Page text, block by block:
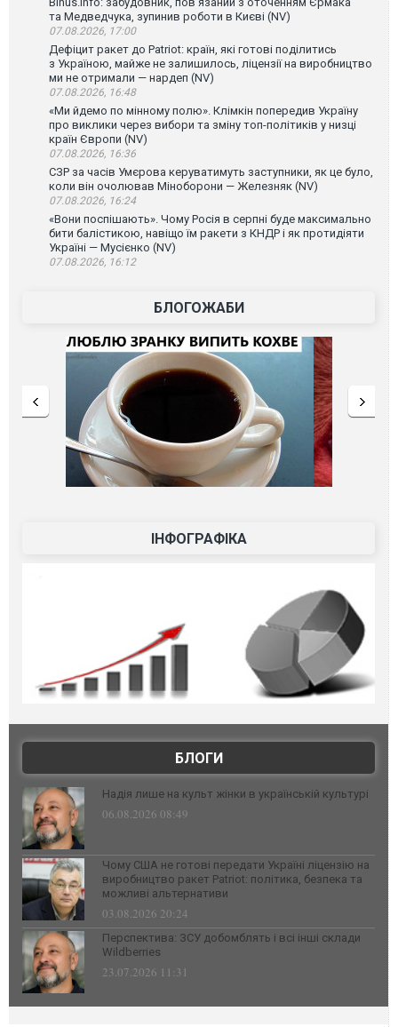
та Медведчука, зупинив роботи в Києві (NV)
07.08.2026, 17:00
Дефіцит ракет до Patriot: країн, які готові поділитись
з Україною, майже не залишилось, ліцензії на виробництво
ми не отримали — нардеп (NV)
07.08.2026, 16:48
«Ми йдемо по мінному полю». Клімкін попередив Україну
про виклики через вибори та зміну топ-політиків у низці
країн Європи (NV)
07.08.2026, 16:36
СЗР за часів Умєрова керуватимуть заступники, як це було,
коли він очолював Міноборони — Железняк (NV)
07.08.2026, 16:24
«Вони поспішають». Чому Росія в серпні буде максимально
бити балістикою, навіщо їм ракети з КНДР і як протидіяти
Україні — Мусієнко (NV)
07.08.2026, 16:12
БЛОГОЖАБИ
ІНФОГРАФІКА
БЛОГИ
Надія лише на культ жінки в українській культурі
06.08.2026 08:49
Чому США не готові передати Україні ліцензію на
виробництво ракет Patriot: політика, безпека та
можливі альтернативи
03.08.2026 20:24
Перспектива: ЗСУ добомблять і всі інші склади
Wildberries
23.07.2026 11:31